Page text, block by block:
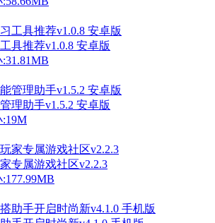
具推荐v1.0.8 安卓版
:31.81MB
理助手v1.5.2 安卓版
:19M
专属游戏社区v2.2.3